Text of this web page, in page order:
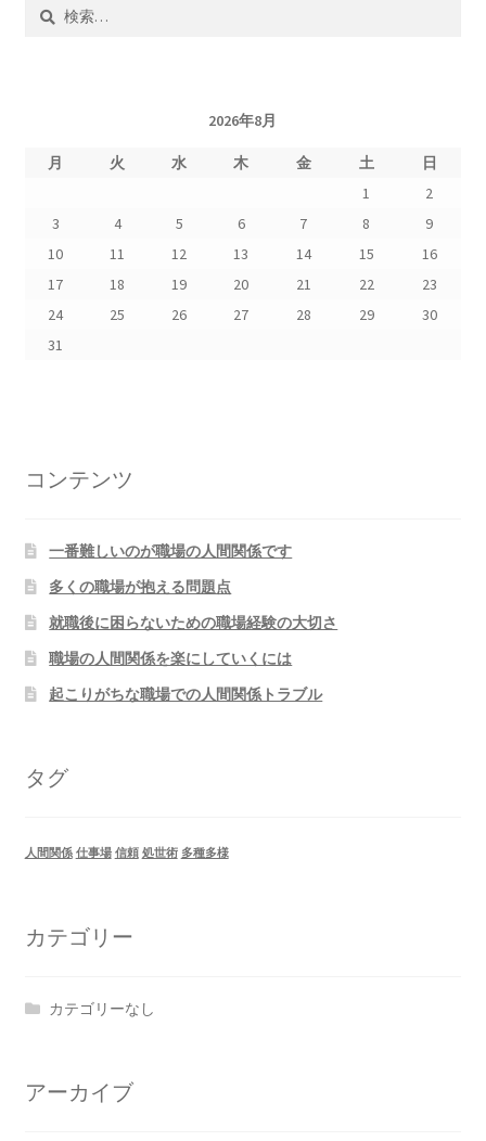
2026年8月
月 火 水 木 金 土
日
1
2
3
4 5 6 7 8
9
10
11 12 13 14 15
16
17
18 19 20 21 22
23
24
25 26 27 28 29
30
31
コンテンツ
一番難しいのが職場の人間関係です
多くの職場が抱える問題点
就職後に困らないための職場経験の大切さ
職場の人間関係を楽にしていくには
起こりがちな職場での人間関係トラブル
タグ
人間関係 仕事場 信頼 処世術 多種多様
カテゴリー
カテゴリーなし
アーカイブ